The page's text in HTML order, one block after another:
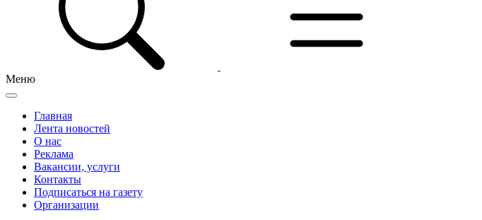
Меню
Главная
Лента новостей
О нас
Реклама
Вакансии, услуги
Контакты
Подписаться на газету
Организации